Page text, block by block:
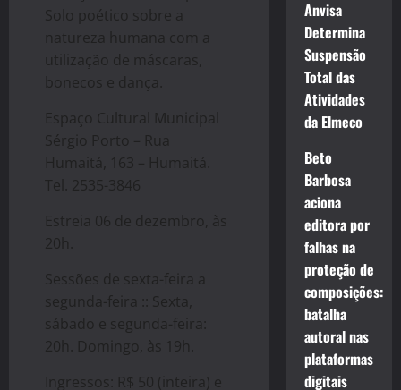
Solo poético sobre a
natureza humana com a
utilização de máscaras,
bonecos e dança.
Espaço Cultural Municipal
Sérgio Porto – Rua
Humaitá, 163 – Humaitá.
Tel. 2535-3846
Estreia 06 de dezembro, às
20h.
Sessões de sexta-feira a
segunda-feira :: Sexta,
sábado e segunda-feira:
20h. Domingo, às 19h.
Ingressos: R$ 50 (inteira) e
Anvisa
Determina
Suspensão
Total das
Atividades
da Elmeco
Beto
Barbosa
aciona
editora por
falhas na
proteção de
composições:
batalha
autoral nas
plataformas
digitais